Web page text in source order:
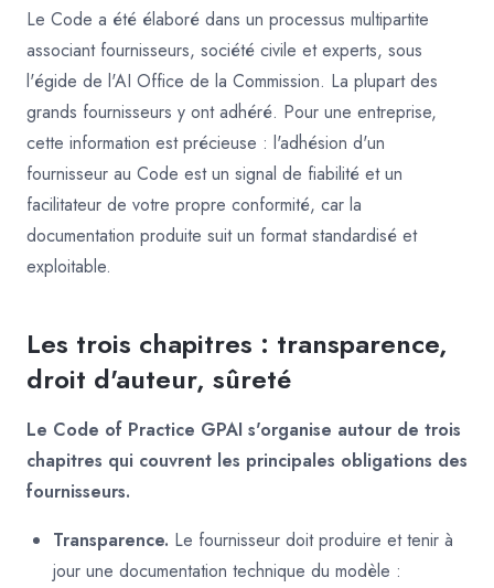
Le Code a été élaboré dans un processus multipartite
associant fournisseurs, société civile et experts, sous
l'égide de l'AI Office de la Commission. La plupart des
grands fournisseurs y ont adhéré. Pour une entreprise,
cette information est précieuse : l'adhésion d'un
fournisseur au Code est un signal de fiabilité et un
facilitateur de votre propre conformité, car la
documentation produite suit un format standardisé et
exploitable.
Les trois chapitres : transparence,
droit d'auteur, sûreté
Le Code of Practice GPAI s'organise autour de trois
chapitres qui couvrent les principales obligations des
fournisseurs.
Transparence. Le fournisseur doit produire et tenir à
jour une documentation technique du modèle :